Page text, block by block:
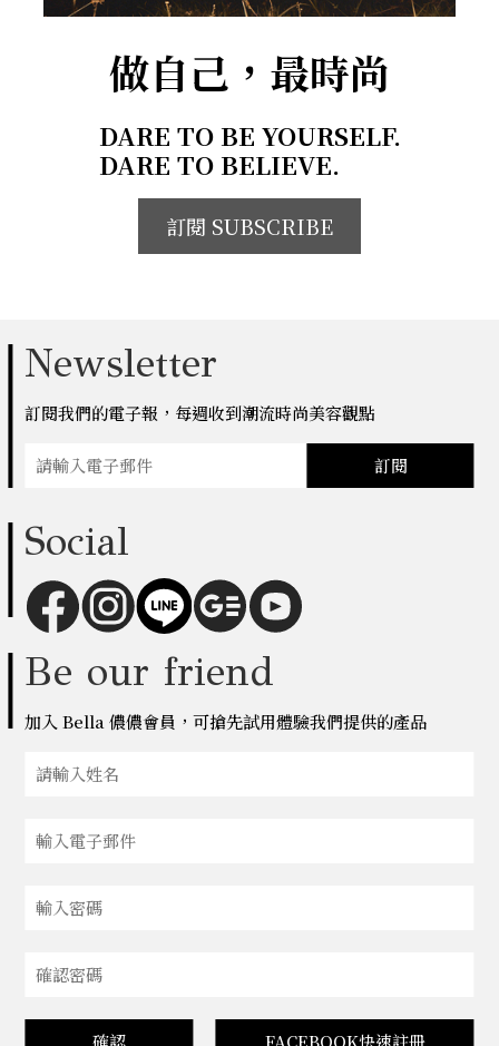
做自己，最時尚
DARE TO BE YOURSELF.
DARE TO BELIEVE.
訂閱 SUBSCRIBE
Newsletter
訂閱我們的電子報，每週收到潮流時尚美容觀點
訂閱
Social
Be our friend
加入 Bella 儂儂會員，可搶先試用體驗我們提供的產品
確認 FACEBOOK快速註冊